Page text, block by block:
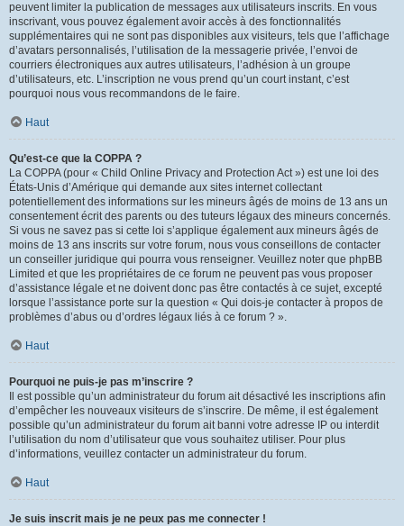
peuvent limiter la publication de messages aux utilisateurs inscrits. En vous
inscrivant, vous pouvez également avoir accès à des fonctionnalités
supplémentaires qui ne sont pas disponibles aux visiteurs, tels que l’affichage
d’avatars personnalisés, l’utilisation de la messagerie privée, l’envoi de
courriers électroniques aux autres utilisateurs, l’adhésion à un groupe
d’utilisateurs, etc. L’inscription ne vous prend qu’un court instant, c’est
pourquoi nous vous recommandons de le faire.
Haut
Qu’est-ce que la COPPA ?
La COPPA (pour « Child Online Privacy and Protection Act ») est une loi des
États-Unis d’Amérique qui demande aux sites internet collectant
potentiellement des informations sur les mineurs âgés de moins de 13 ans un
consentement écrit des parents ou des tuteurs légaux des mineurs concernés.
Si vous ne savez pas si cette loi s’applique également aux mineurs âgés de
moins de 13 ans inscrits sur votre forum, nous vous conseillons de contacter
un conseiller juridique qui pourra vous renseigner. Veuillez noter que phpBB
Limited et que les propriétaires de ce forum ne peuvent pas vous proposer
d’assistance légale et ne doivent donc pas être contactés à ce sujet, excepté
lorsque l’assistance porte sur la question « Qui dois-je contacter à propos de
problèmes d’abus ou d’ordres légaux liés à ce forum ? ».
Haut
Pourquoi ne puis-je pas m’inscrire ?
Il est possible qu’un administrateur du forum ait désactivé les inscriptions afin
d’empêcher les nouveaux visiteurs de s’inscrire. De même, il est également
possible qu’un administrateur du forum ait banni votre adresse IP ou interdit
l’utilisation du nom d’utilisateur que vous souhaitez utiliser. Pour plus
d’informations, veuillez contacter un administrateur du forum.
Haut
Je suis inscrit mais je ne peux pas me connecter !